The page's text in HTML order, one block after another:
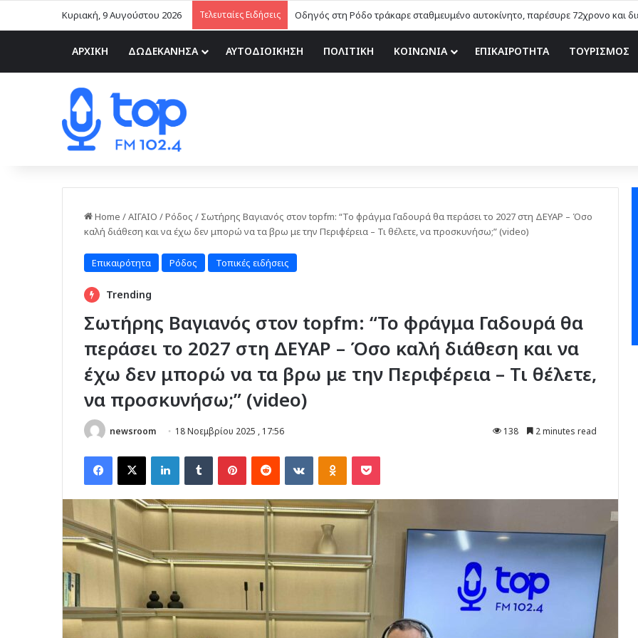
Κυριακή, 9 Αυγούστου 2026 Τελευταίες Ειδήσεις Οδηγός στη Ρόδο τράκαρε σταθμευμένο αυτοκίνητο, παρέσυρε 72χρονο και
ΑΡΧΙΚΗ ΔΩΔΕΚΑΝΗΣΑ ΑΥΤΟΔΙΟΙΚΗΣΗ ΠΟΛΙΤΙΚΗ ΚΟΙΝΩΝΙΑ ΕΠΙΚΑΙΡΟΤΗΤΑ ΤΟΥΡΙΣΜΟΣ
Home /ΑΙΓΑΙΟ /Ρόδος / Σωτήρης Βαγιανός στον topfm: “Το φράγμα Γαδουρά θα περάσει το 2027 στη ΔΕΥΑΡ – Όσο
καλή διάθεση και να έχω δεν μπορώ να τα βρω με την Περιφέρεια – Τι θέλετε, να προσκυνήσω;” (video)
Επικαιρότητα Ρόδος Τοπικές ειδήσεις
Trending
Σωτήρης Βαγιανός στον topfm: “Το φράγμα Γαδουρά θα
περάσει το 2027 στη ΔΕΥΑΡ – Όσο καλή διάθεση και να
έχω δεν μπορώ να τα βρω με την Περιφέρεια – Τι θέλετε,
να προσκυνήσω;” (video)
newsroom 18 Νοεμβρίου 2025 , 17:56 138 2 minutes read
Facebook
X LinkedInTumblr PinterestReddit VKontakteOdnoklassniki
Pocket